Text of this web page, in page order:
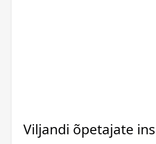
Viljandi õpetajate